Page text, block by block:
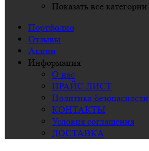
Показать все категории
Портфолио
Отзывы
Акции
Информация
О нас
ПРАЙС ЛИСТ
Политика безопасности
КОНТАКТЫ
Условия соглашения
ДОСТАВКА